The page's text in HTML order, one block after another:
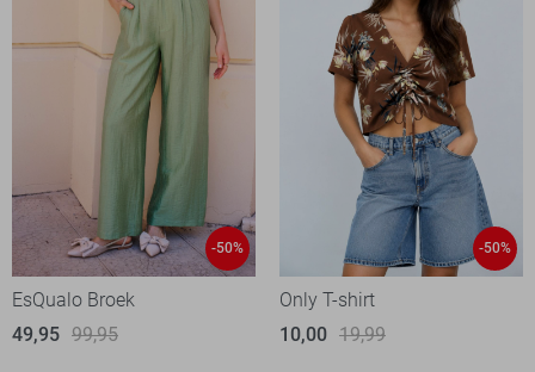
-50%
EsQualo Broek
49,95 99,95
-50%
Only T-shirt
10,00 19,99